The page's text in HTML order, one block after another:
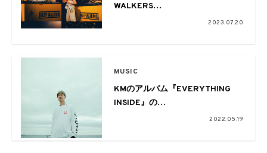
WALKERS
荒谷翔大（yonawo）、Skaai、
KM＆Lil’ Leise But Gold、大比良
2023.07.20
MUSIC
KMのアルバム『EVERYTHING
INSIDE』の
アナログ盤が発売。インストゥル
『nothing outside (EVERYTHING
2022.05.19